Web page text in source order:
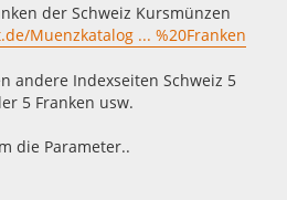
der Schweiz Kursmünzen
Muenzkatalog ... %20Franken
andere Indexseiten Schweiz 5
5 Franken usw.
die Parameter..